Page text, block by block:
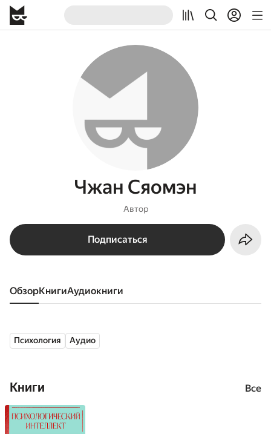
Чжан Сяомэн
Автор
Подписаться
Обзор книги аудиокниги
Психология Аудио
Книги Все